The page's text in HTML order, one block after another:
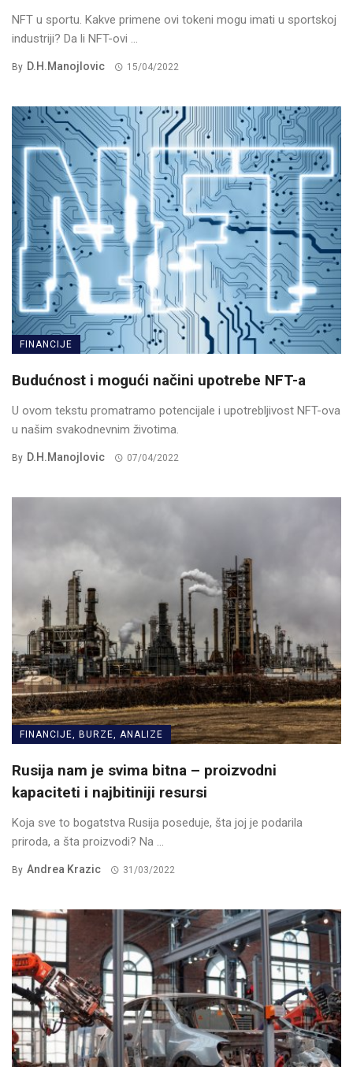
NFT u sportu. Kakve primene ovi tokeni mogu imati u sportskoj
industriji? Da li NFT-ovi ...
By D.H.Manojlovic 15/04/2022
FINANCIJE
Budućnost i mogući načini upotrebe NFT-a
U ovom tekstu promatramo potencijale i upotrebljivost NFT-ova
u našim svakodnevnim životima.
By D.H.Manojlovic 07/04/2022
FINANCIJE, BURZE, ANALIZE
Rusija nam je svima bitna – proizvodni
kapaciteti i najbitiniji resursi
Koja sve to bogatstva Rusija poseduje, šta joj je podarila
priroda, a šta proizvodi? Na ...
By Andrea Krazic 31/03/2022